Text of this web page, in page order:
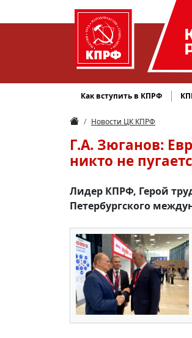
Как вступить в КПРФ
Новости ЦК КПРФ
Г.А. Зюганов:
никто не
Лидер КПРФ, Герой
Петербургского